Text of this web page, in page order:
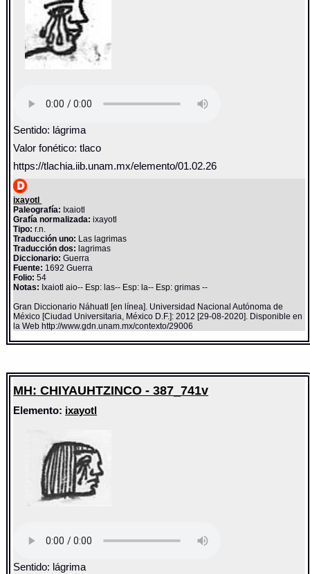
Sentido: lágrima
Valor fonético: tlaco
https://tlachia.iib.unam.mx/elemento/01.02.26
ixayotl
Paleografía: Ixaiotl
Grafía normalizada: ixayotl
Tipo: r.n.
Traducción uno: Las lagrimas
Traducción dos: lagrimas
Diccionario:Guerra
Fuente: 1692 Guerra
Folio: 54
Notas: Ixaiotl aio-- Esp: las-- Esp: la-- Esp: grimas --
Gran Diccionario Náhuatl [en línea]. Universidad Nacional Autónoma de
México [Ciudad Universitaria, México D.F.]: 2012 [29-08-2020]. Disponible en
la Web http://www.gdn.unam.mx/contexto/29006
MH: CHIYAUHTZINCO - 387_741v
Elemento: ixayotl
Sentido: lágrima